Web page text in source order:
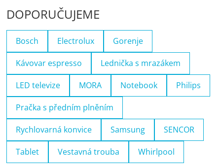
DOPORUČUJEME
Bosch Electrolux Gorenje
Kávovar espresso Lednička s mrazákem
LED televize MORA Notebook Philips
Pračka s předním plněním
Rychlovarná konvice Samsung SENCOR
Tablet Vestavná trouba Whirlpool